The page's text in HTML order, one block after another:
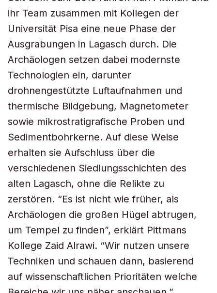
ihr Team zusammen mit Kollegen der
Universität Pisa eine neue Phase der
Ausgrabungen in Lagasch durch. Die
Archäologen setzen dabei modernste
Technologien ein, darunter
drohnengestützte Luftaufnahmen und
thermische Bildgebung, Magnetometer
sowie mikrostratigrafische Proben und
Sedimentbohrkerne. Auf diese Weise
erhalten sie Aufschluss über die
verschiedenen Siedlungsschichten des
alten Lagasch, ohne die Relikte zu
zerstören. “Es ist nicht wie früher, als
Archäologen die großen Hügel abtrugen,
um Tempel zu finden”, erklärt Pittmans
Kollege Zaid Alrawi. “Wir nutzen unsere
Techniken und schauen dann, basierend
auf wissenschaftlichen Prioritäten welche